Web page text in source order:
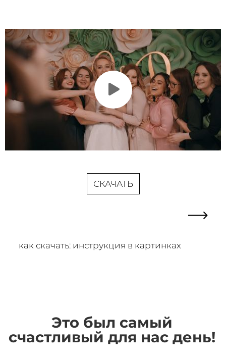
СКАЧАТЬ
как скачать: инструкция в картинках
Это был самый
счастливый для нас день!